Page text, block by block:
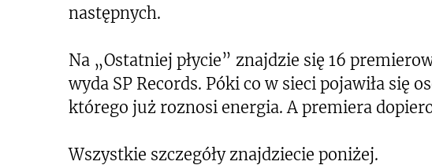
następnych.
Na „Ostatniej płycie” znajdzie się 16
wyda SP Records. Póki co w sieci pojawiła się
którego już roznosi energia. A premiera
Wszystkie szczegóły znajdziecie poniżej.